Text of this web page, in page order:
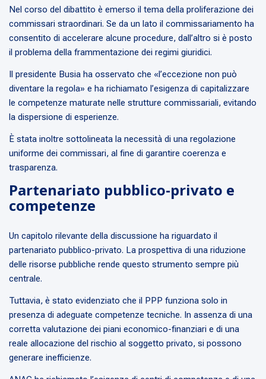
Nel corso del dibattito è emerso il tema della proliferazione dei
commissari straordinari. Se da un lato il commissariamento ha
consentito di accelerare alcune procedure, dall’altro si è posto
il problema della frammentazione dei regimi giuridici.
Il presidente Busia ha osservato che «l’eccezione non può
diventare la regola» e ha richiamato l’esigenza di capitalizzare
le competenze maturate nelle strutture commissariali, evitando
la dispersione di esperienze.
È stata inoltre sottolineata la necessità di una regolazione
uniforme dei commissari, al fine di garantire coerenza e
trasparenza.
Partenariato pubblico-privato e
competenze
Un capitolo rilevante della discussione ha riguardato il
partenariato pubblico-privato. La prospettiva di una riduzione
delle risorse pubbliche rende questo strumento sempre più
centrale.
Tuttavia, è stato evidenziato che il PPP funziona solo in
presenza di adeguate competenze tecniche. In assenza di una
corretta valutazione dei piani economico-finanziari e di una
reale allocazione del rischio al soggetto privato, si possono
generare inefficienze.